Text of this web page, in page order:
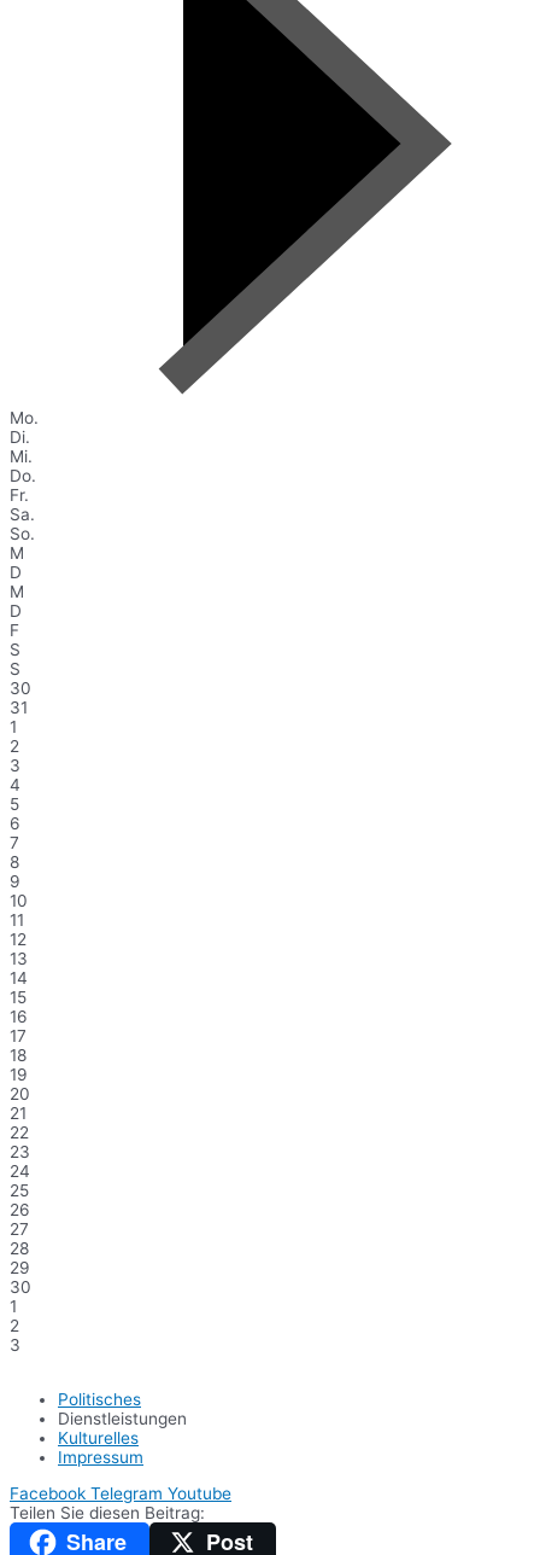
Mo.
Di.
Mi.
Do.
Fr.
Sa.
So.
M
D
M
D
F
S
S
30
31
1
2
3
4
5
6
7
8
9
10
11
12
13
14
15
16
17
18
19
20
21
22
23
24
25
26
27
28
29
30
1
2
3
Politisches
Dienstleistungen
Kulturelles
Impressum
Facebook Telegram Youtube
Teilen Sie diesen Beitrag:
Share Post